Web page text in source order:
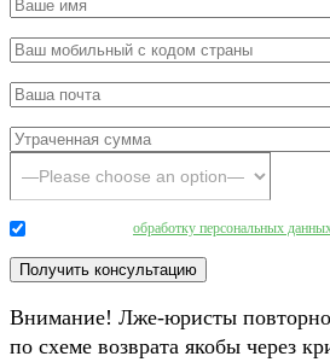
обработку персональных
Внимание! Лже-юристы повторно
по схеме возврата якобы через